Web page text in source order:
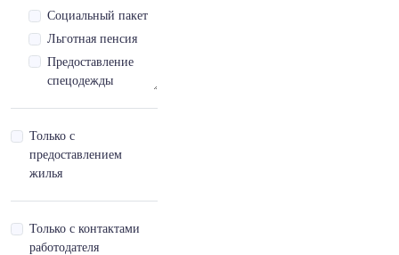
Вьетнамский,базовый
- A
Вьетнамский,продвинутый
Вьетнамский,продвинутый
- С,готовность пройти
собеседование
Вьетнамский,продвинутый
- С,синхронный перевод
Социальный пакет
Льготная пенсия
Предоставление
спецодежды
Отпуск за выслугу
лет
отпуск
Только с
предоставлением
жилья
Только с контактами
работодателя